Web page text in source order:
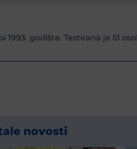
godište. Testirana je 51
novosti